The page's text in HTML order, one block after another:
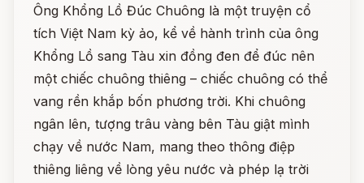
Ông Khổng Lồ Đúc Chuông là một truyện cổ
tích Việt Nam kỳ ảo, kể về hành trình của ông
Khổng Lồ sang Tàu xin đồng đen để đúc nên
một chiếc chuông thiêng – chiếc chuông có thể
vang rền khắp bốn phương trời. Khi chuông
ngân lên, tượng trâu vàng bên Tàu giật mình
chạy về nước Nam, mang theo thông điệp
thiêng liêng về lòng yêu nước và phép lạ trời